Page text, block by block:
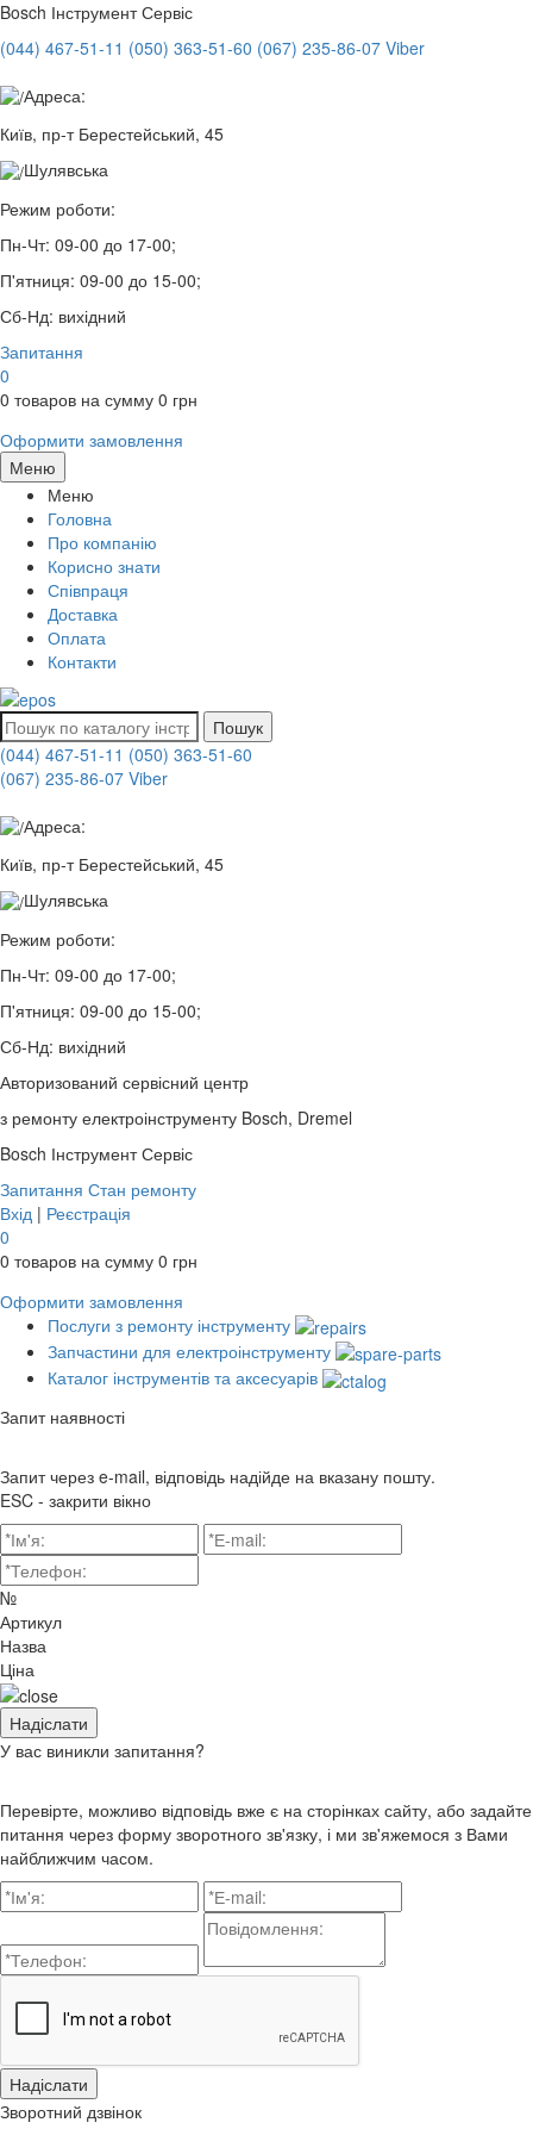
Bosch Інструмент Сервіс
(044) 467-51-11 (050) 363-51-60 (067) 235-86-07 Viber
Адреса:
Київ, пр-т Берестейський, 45
Шулявська
Режим роботи:
Пн-Чт: 09-00 до 17-00;
П'ятниця: 09-00 до 15-00;
Сб-Нд: вихідний
Запитання
0
0 товаров на сумму 0 грн
Оформити замовлення
Меню
Меню
Головна
Про компанію
Корисно знати
Співпраця
Доставка
Оплата
Контакти
Пошук
(044) 467-51-11 (050) 363-51-60
(067) 235-86-07 Viber
Адреса:
Київ, пр-т Берестейський, 45
Шулявська
Режим роботи:
Пн-Чт: 09-00 до 17-00;
П'ятниця: 09-00 до 15-00;
Сб-Нд: вихідний
Авторизований сервісний центр
з ремонту електроінструменту Bosch, Dremel
Bosch Інструмент Сервіс
Запитання Стан ремонту
Вхід | Реєстрація
0
0 товаров на сумму 0 грн
Оформити замовлення
Послуги з ремонту інструменту
Запчастини для електроінструменту
Каталог інструментів та аксесуарів
Запит наявності
Запит через e-mail, відповідь надійде на вказану пошту.
ESC - закрити вікно
№
Артикул
Назва
Ціна
У вас виникли запитання?
Перевірте, можливо відповідь вже є на сторінках сайту, або задайте
питання через форму зворотного зв'язку, і ми зв'яжемося з Вами
найближчим часом.
Зворотний дзвінок